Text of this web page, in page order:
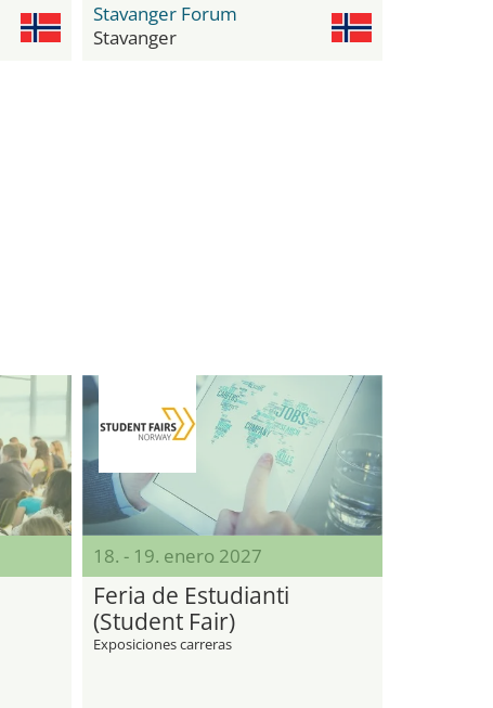
Stavanger Forum
Stavanger
18. - 19. enero 2027
Feria de Estudianti
(Student Fair)
Exposiciones carreras